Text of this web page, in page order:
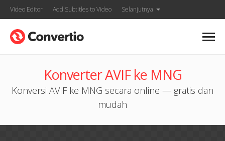
Video Editor Add Subtitles to Video Selanjutnya
Konverter AVIF ke MNG
Konversi AVIF ke MNG secara online — gratis dan
mudah